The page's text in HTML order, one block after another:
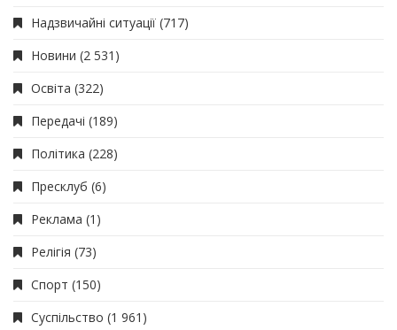
Надзвичайні ситуації (717)
Новини (2 531)
Освіта (322)
Передачі (189)
Політика (228)
Пресклуб (6)
Реклама (1)
Релігія (73)
Спорт (150)
Суспільство (1 961)